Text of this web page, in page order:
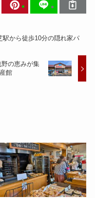
から徒歩10分の隠れ家パ
の恵みが集
館